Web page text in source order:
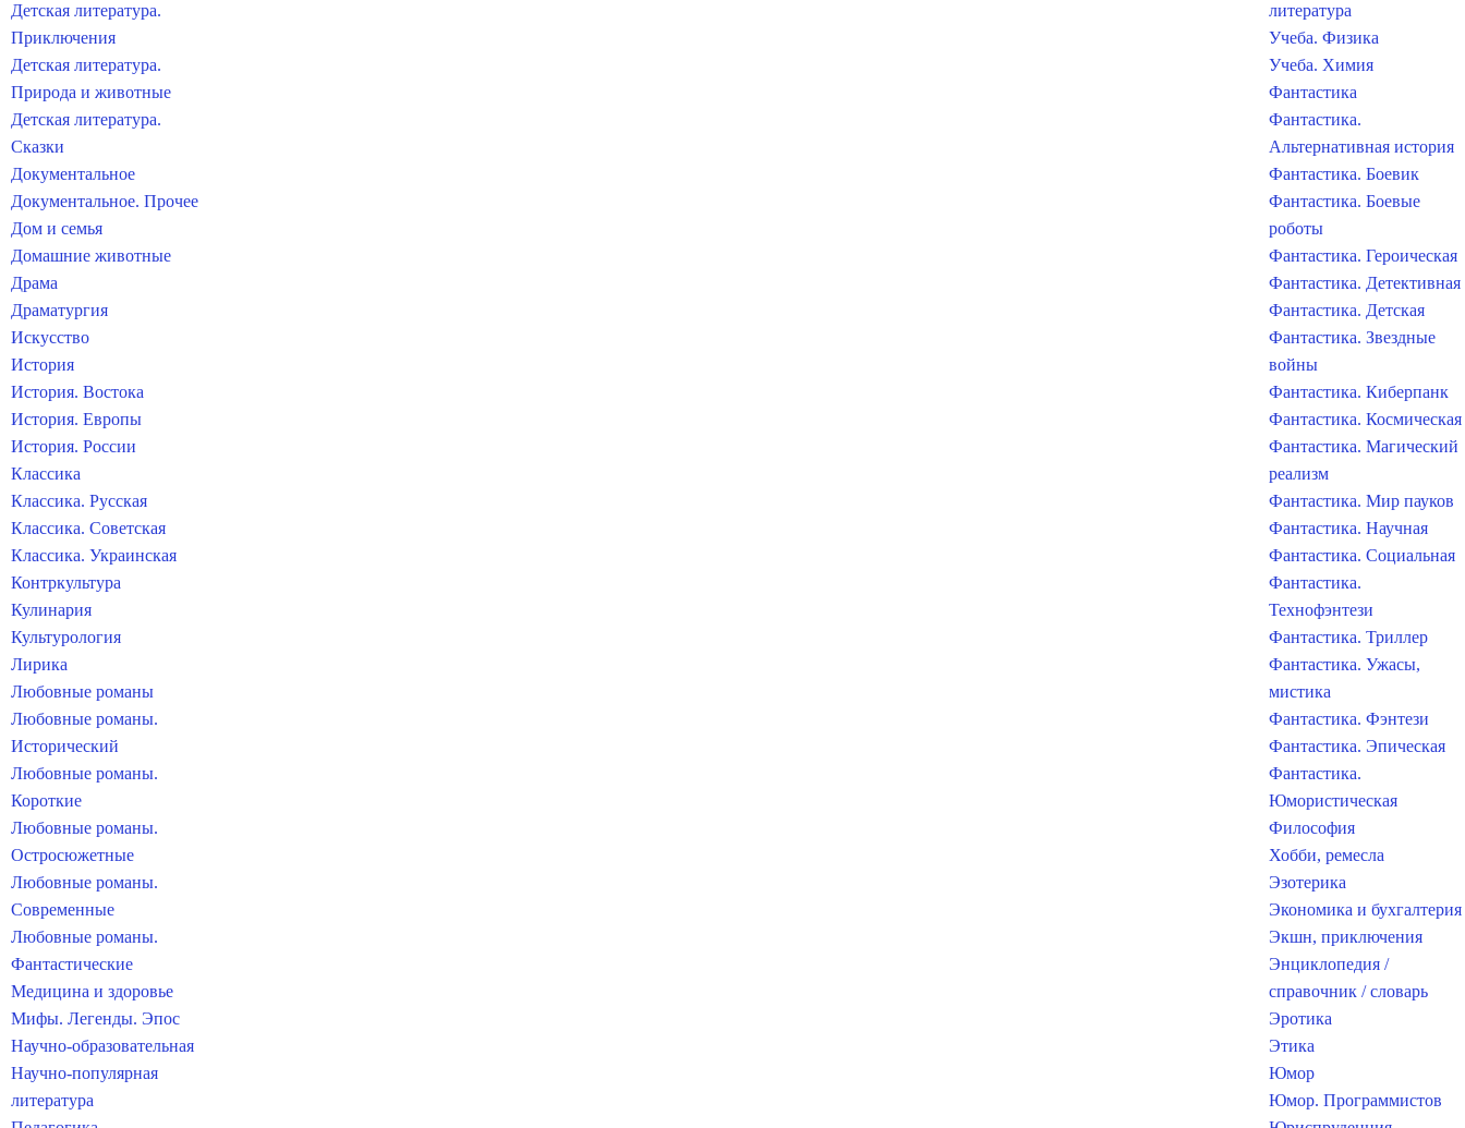
Детская литература.
Приключения
Детская литература.
Природа и животные
Детская литература.
Сказки
Документальное
Документальное. Прочее
Дом и семья
Домашние животные
Драма
Драматургия
Искусство
История
История. Востока
История. Европы
История. России
Классика
Классика. Русская
Классика. Советская
Классика. Украинская
Контркультура
Кулинария
Культурология
Лирика
Любовные романы
Любовные романы.
Исторический
Любовные романы.
Короткие
Любовные романы.
Остросюжетные
Любовные романы.
Современные
Любовные романы.
Фантастические
Медицина и здоровье
Мифы. Легенды. Эпос
Научно-образовательная
Научно-популярная
литература
литература
Учеба. Физика
Учеба. Химия
Фантастика
Фантастика.
Альтернативная история
Фантастика. Боевик
Фантастика. Боевые
роботы
Фантастика. Героическая
Фантастика. Детективная
Фантастика. Детская
Фантастика. Звездные
войны
Фантастика. Киберпанк
Фантастика. Космическая
Фантастика. Магический
реализм
Фантастика. Мир пауков
Фантастика. Научная
Фантастика. Социальная
Фантастика.
Технофэнтези
Фантастика. Триллер
Фантастика. Ужасы,
мистика
Фантастика. Фэнтези
Фантастика. Эпическая
Фантастика.
Юмористическая
Философия
Хобби, ремесла
Эзотерика
Экономика и бухгалтерия
Экшн, приключения
Энциклопедия /
справочник / словарь
Эротика
Этика
Юмор
Юмор. Программистов